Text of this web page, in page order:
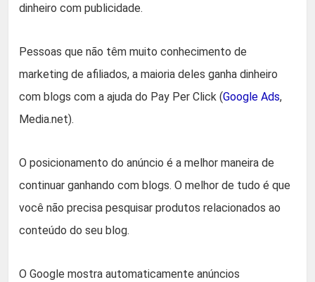
dinheiro com publicidade.
Pessoas que não têm muito conhecimento de
marketing de afiliados, a maioria deles ganha dinheiro
com blogs com a ajuda do Pay Per Click (Google Ads,
Media.net).
O posicionamento do anúncio é a melhor maneira de
continuar ganhando com blogs. O melhor de tudo é que
você não precisa pesquisar produtos relacionados ao
conteúdo do seu blog.
O Google mostra automaticamente anúncios